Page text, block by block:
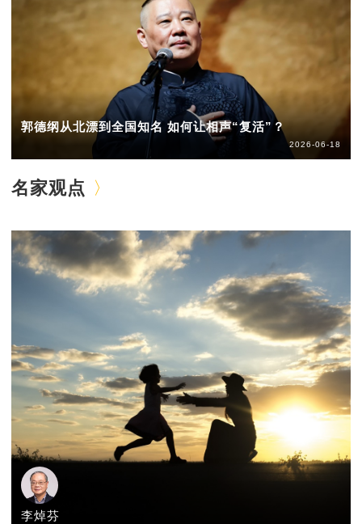
郭德纲从北漂到全国知名 如何让相声“复活”？
2026-06-18
名家观点
李焯芬